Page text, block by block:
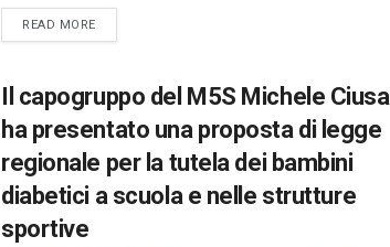
READ MOREDETAILS
Il capogruppo del M5S Michele Ciusa
ha presentato una proposta di legge
regionale per la tutela dei bambini
diabetici a scuola e nelle strutture
sportive